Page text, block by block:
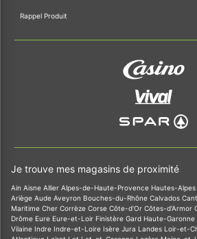
Rappel Produit
Je trouve mes magasins de proximité
Ain Aisne Allier Alpes-de-Haute-Provence Hautes-Alpes
Ariège Aude Aveyron Bouches-du-Rhône Calvados
Maritime Cher Corrèze Corse Côte-d'Or Côtes-d'Armor
Drôme Eure Eure-et-Loir Finistère Gard Haute-Garonne
Vilaine Indre Indre-et-Loire Isère Jura Landes Loir-et-